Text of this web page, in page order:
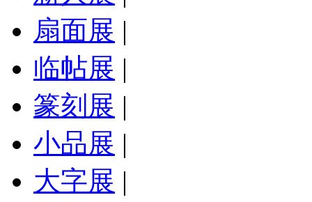
扇面展 |
临帖展 |
篆刻展 |
小品展 |
大字展 |